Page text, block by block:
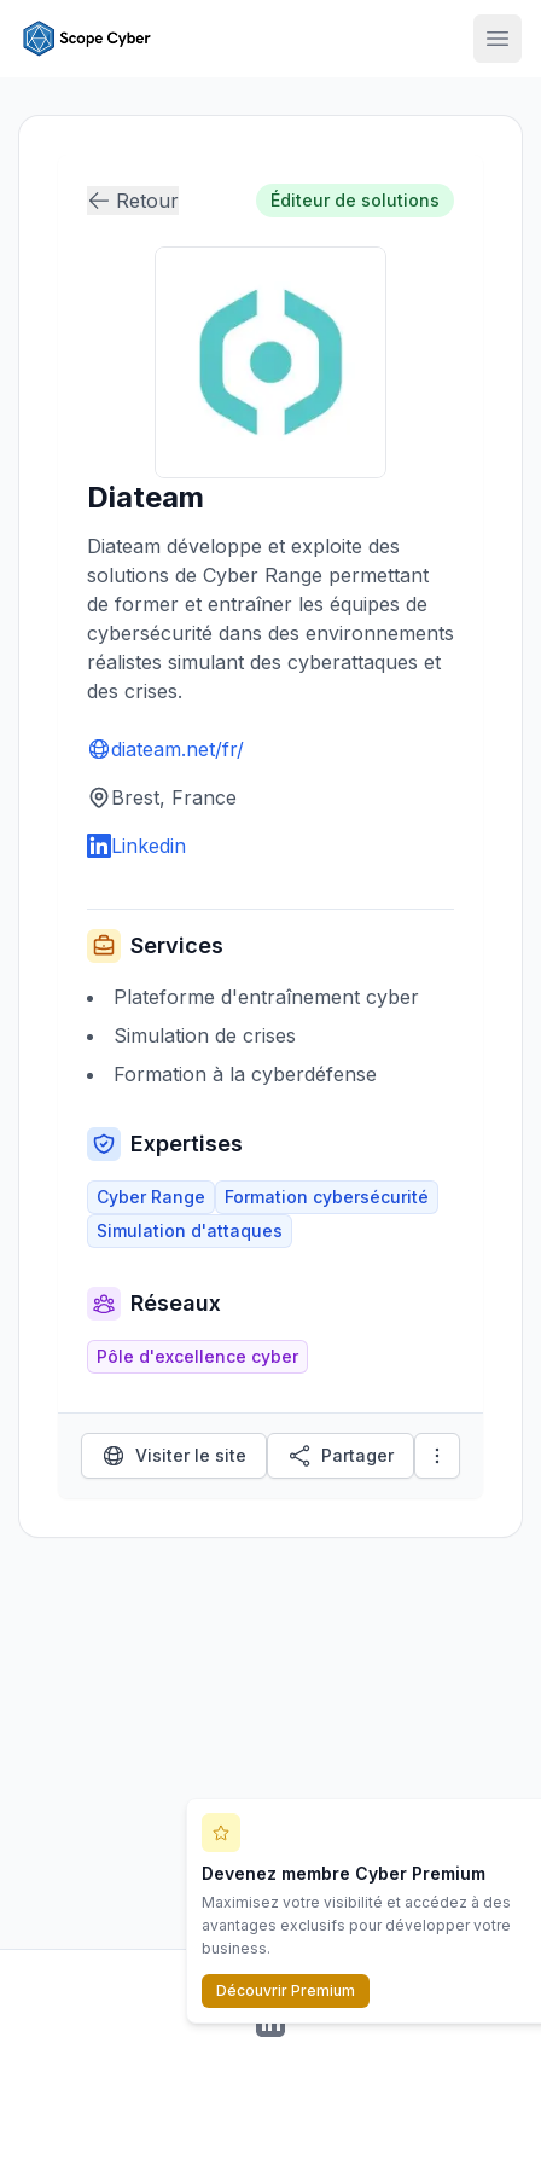
Retour Éditeur de solutions
Diateam
Diateam développe et exploite des
solutions de Cyber Range permettant
de former et entraîner les équipes de
cybersécurité dans des environnements
réalistes simulant des cyberattaques et
des crises.
diateam.net/fr/
Brest, France
Linkedin
Services
Plateforme d'entraînement cyber
Simulation de crises
Formation à la cyberdéfense
Expertises
Cyber Range
Formation cybersécurité
Simulation d'attaques
Réseaux
Pôle d'excellence cyber
Visiter le site Partager
LinkedIn
Devenez membre Cyber Premium
Maximisez votre visibilité et accédez à des
avantages exclusifs pour développer votre
business.
Découvrir Premium